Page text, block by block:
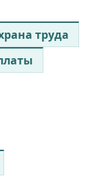
труда